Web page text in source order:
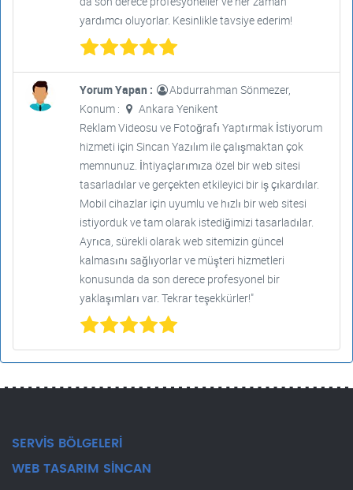
yardımcı oluyorlar. Kesinlikle tavsiye ederim!
Yorum Yapan :
Abdurrahman Sönmezer,
Konum :
Ankara Yenikent
Reklam Videosu ve Fotoğrafı Yaptırmak İstiyorum
hizmeti için Sincan Yazılım ile çalışmaktan çok
memnunuz. İhtiyaçlarımıza özel bir web sitesi
tasarladılar ve gerçekten etkileyici bir iş çıkardılar.
Mobil cihazlar için uyumlu ve hızlı bir web sitesi
istiyorduk ve tam olarak istediğimizi tasarladılar.
Ayrıca, sürekli olarak web sitemizin güncel
kalmasını sağlıyorlar ve müşteri hizmetleri
konusunda da son derece profesyonel bir
yaklaşımları var. Tekrar teşekkürler!"
SERVİS BÖLGELERİ
WEB TASARIM SİNCAN